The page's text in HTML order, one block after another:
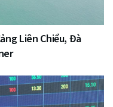
Liên Chiểu, Đà